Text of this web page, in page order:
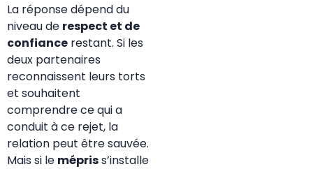
La réponse dépend du
niveau de respect et de
confiance restant. Si les
deux partenaires
reconnaissent leurs torts
et souhaitent
comprendre ce qui a
conduit à ce rejet, la
relation peut être sauvée.
Mais si le mépriss’installe